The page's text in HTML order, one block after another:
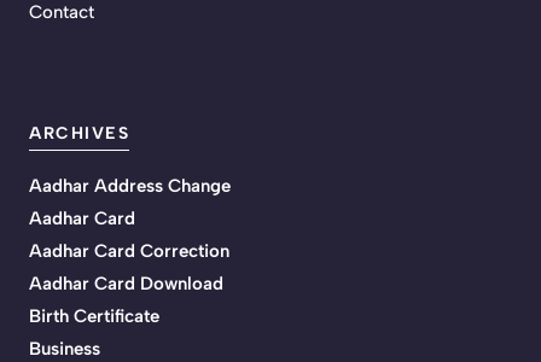
Contact
ARCHIVES
Aadhar Address Change
Aadhar Card
Aadhar Card Correction
Aadhar Card Download
Birth Certificate
Business